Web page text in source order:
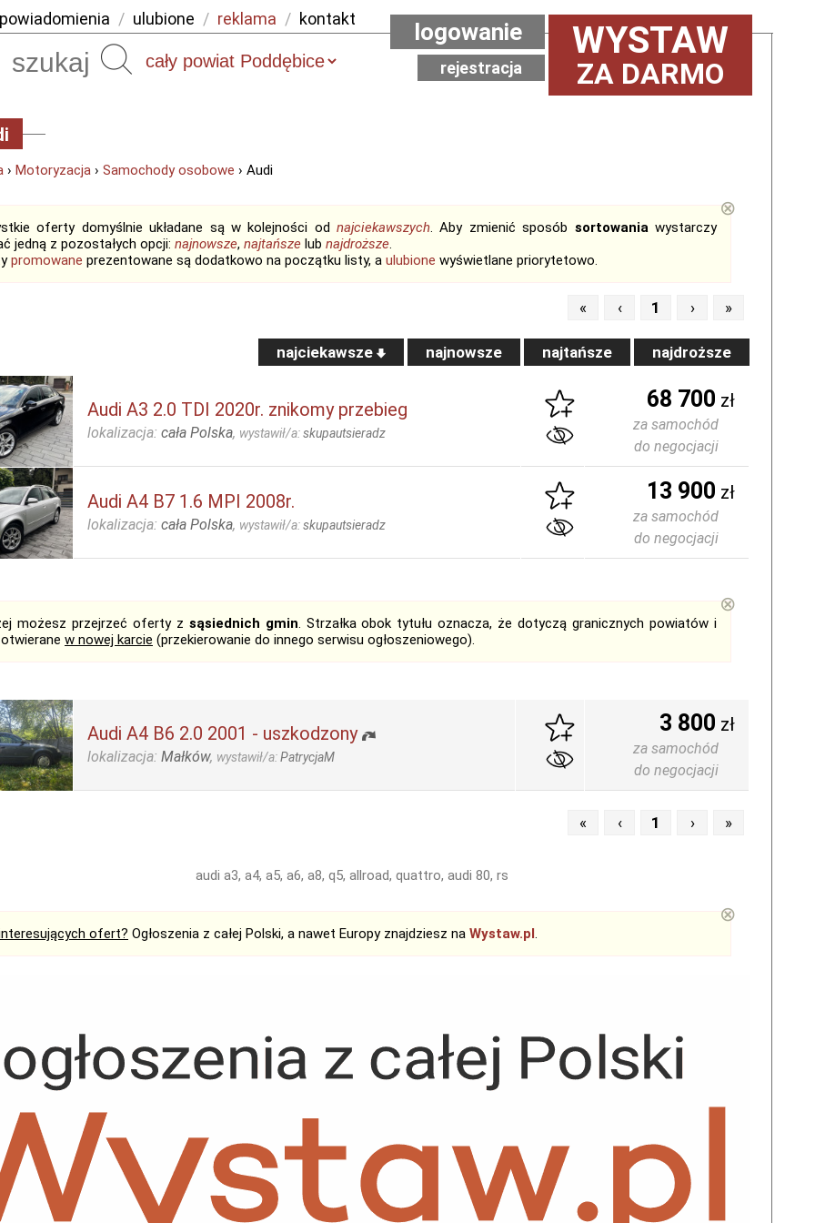
powiadomienia / ulubione / reklama / kontakt
Szukaj WYSTAW
ZA DARMO
logowanie
rejestracja
› Motoryzacja › Samochody osobowe › Audi
oferty domyślnie układane są w kolejności odnajciekawszych. Aby zmienić sposób sortowaniawystarczy
jedną z pozostałych opcji: najnowsze, najtańsze lub najdroższe.
promowane prezentowane są dodatkowo na początku listy, a ulubione wyświetlane priorytetowo.
⊗
« ‹ 1 › »
najciekawsze najnowsze najtańsze najdroższe
Audi A3 2.0 TDI 2020r. znikomy przebieg
lokalizacja: cała Polska, wystawił/a:skupautsieradz
68 700 zł
za samochód
do negocjacji
Audi A4 B7 1.6 MPI 2008r.
lokalizacja: cała Polska, wystawił/a:skupautsieradz
13 900 zł
za samochód
do negocjacji
możesz przejrzeć oferty z sąsiednich gmin. Strzałka obok tytułu oznacza, że dotyczą granicznych powiatów i
w nowej karcie (przekierowanie do innego serwisu ogłoszeniowego).
⊗
Audi A4 B6 2.0 2001 - uszkodzony
lokalizacja: Małków, wystawił/a:PatrycjaM
3 800 zł
za samochód
do negocjacji
« ‹ 1 › »
audi a3, a4, a5, a6, a8, q5, allroad, quattro, audi 80, rs
ofert? Ogłoszenia z całej Polski, a nawet Europy znajdziesz na Wystaw.pl.
⊗